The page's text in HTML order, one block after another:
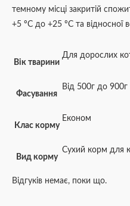
темному місці закритій
+5 ºС до +25 ºС та відносної
Вік тварини
Для дорослих
Фасування
Від 500г до 900г
Клас корму
Економ
Вид корму
Сухий корм для
Відгуків немає, поки що.